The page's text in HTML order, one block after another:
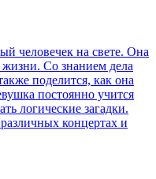
человечек на свете. Она
Со знанием дела
поделится, как она
постоянно учится
логические загадки.
концертах и